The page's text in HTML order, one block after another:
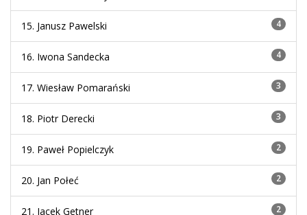
15. Janusz Pawelski 4
16. Iwona Sandecka 4
17. Wiesław Pomarański 3
18. Piotr Derecki 3
19. Paweł Popielczyk 2
20. Jan Połeć 2
21. Jacek Getner 2